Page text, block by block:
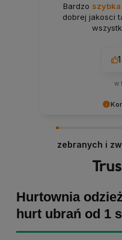
skrzydeł, dlatego
zakup przebiegł
utrzymać dobrą
Bardzo szybka
dobrej jakosci
1
w
zebranych i
Hurtownia
hurt ubrań od 1